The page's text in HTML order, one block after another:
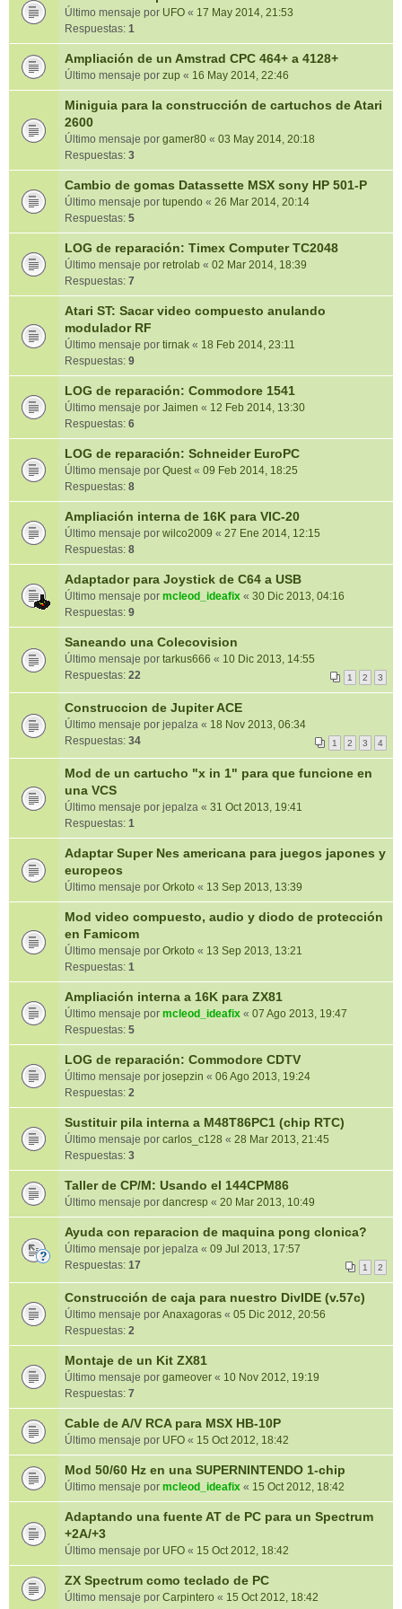
Último mensaje por UFO « 17 May 2014, 21:53
Respuestas: 1
Ampliación de un Amstrad CPC 464+ a 4128+
Último mensaje por zup « 16 May 2014, 22:46
Miniguia para la construcción de cartuchos de Atari
2600
Último mensaje por gamer80 « 03 May 2014, 20:18
Respuestas: 3
Cambio de gomas Datassette MSX sony HP 501-P
Último mensaje por tupendo « 26 Mar 2014, 20:14
Respuestas: 5
LOG de reparación: Timex Computer TC2048
Último mensaje por retrolab « 02 Mar 2014, 18:39
Respuestas: 7
Atari ST: Sacar video compuesto anulando
modulador RF
Último mensaje por tirnak « 18 Feb 2014, 23:11
Respuestas: 9
LOG de reparación: Commodore 1541
Último mensaje por Jaimen « 12 Feb 2014, 13:30
Respuestas: 6
LOG de reparación: Schneider EuroPC
Último mensaje por Quest« 09 Feb 2014, 18:25
Respuestas: 8
Ampliación interna de 16K para VIC-20
Último mensaje por wilco2009 « 27 Ene 2014, 12:15
Respuestas: 8
Adaptador para Joystick de C64 a USB
Último mensaje por mcleod_ideafix « 30 Dic 2013, 04:16
Respuestas: 9
Saneando una Colecovision
Último mensaje por tarkus666 « 10 Dic 2013, 14:55
Respuestas: 22 1 2 3
Construccion de Jupiter ACE
Último mensaje por jepalza « 18 Nov 2013, 06:34
Respuestas: 34 1 2 3 4
Mod de un cartucho "x in 1" para que funcione en
una VCS
Último mensaje por jepalza « 31 Oct 2013, 19:41
Respuestas: 1
Adaptar Super Nes americana para juegos japones y
europeos
Último mensaje por Orkoto « 13 Sep 2013, 13:39
Mod video compuesto, audio y diodo de protección
en Famicom
Último mensaje por Orkoto « 13 Sep 2013, 13:21
Respuestas: 1
Ampliación interna a 16K para ZX81
Último mensaje por mcleod_ideafix « 07 Ago 2013, 19:47
Respuestas: 5
LOG de reparación: Commodore CDTV
Último mensaje por josepzin « 06 Ago 2013, 19:24
Respuestas: 2
Sustituir pila interna a M48T86PC1 (chip RTC)
Último mensaje por carlos_c128 « 28 Mar 2013, 21:45
Respuestas: 3
Taller de CP/M: Usando el 144CPM86
Último mensaje por dancresp « 20 Mar 2013, 10:49
Ayuda con reparacion de maquina pong clonica?
Último mensaje por jepalza « 09 Jul 2013, 17:57
Respuestas: 17 1 2
Construcción de caja para nuestro DivIDE (v.57c)
Último mensaje por Anaxagoras « 05 Dic 2012, 20:56
Respuestas: 2
Montaje de un Kit ZX81
Último mensaje por gameover « 10 Nov 2012, 19:19
Respuestas: 7
Cable de A/V RCA para MSX HB-10P
Último mensaje por UFO « 15 Oct 2012, 18:42
Mod 50/60 Hz en una SUPERNINTENDO 1-chip
Último mensaje por mcleod_ideafix « 15 Oct 2012, 18:42
Adaptando una fuente AT de PC para un Spectrum
+2A/+3
Último mensaje por UFO « 15 Oct 2012, 18:42
ZX Spectrum como teclado de PC
Último mensaje por Carpintero « 15 Oct 2012, 18:42